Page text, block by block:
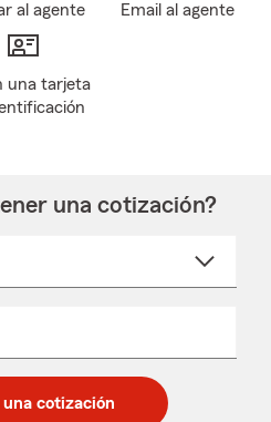
al agente Email al agente
una tarjeta
una cotización?
cotización